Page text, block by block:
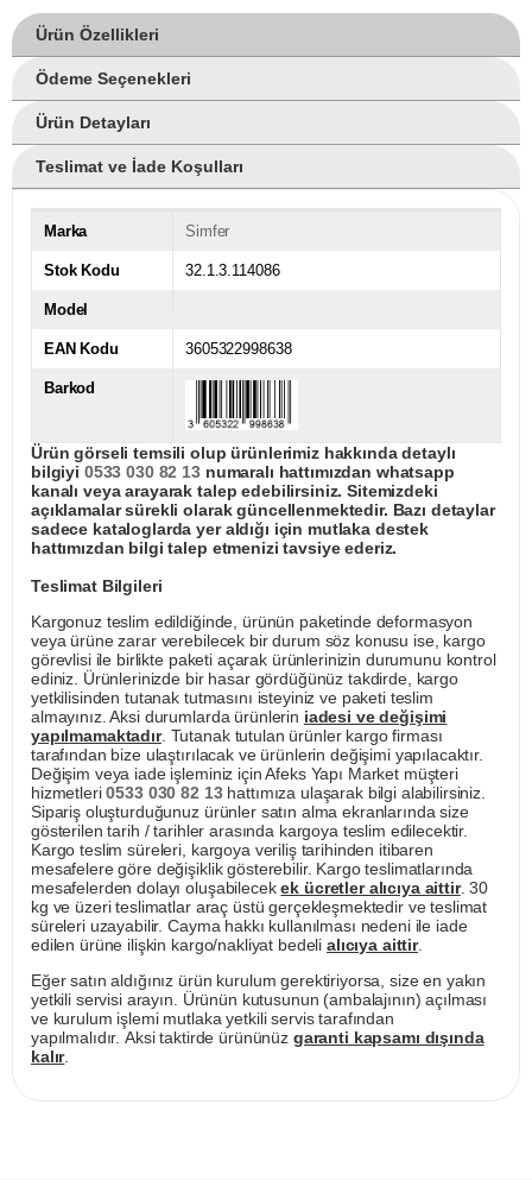
Ürün Özellikleri
Ödeme Seçenekleri
Ürün Detayları
Teslimat ve İade Koşulları
Marka Simfer
Stok Kodu 32.1.3.114086
Model
EAN Kodu 3605322998638
Barkod
Ürün görseli temsili olup ürünlerimiz hakkında detaylı
bilgiyi 0533 030 82 13numaralı hattımızdan whatsapp
kanalı veya arayarak talep edebilirsiniz. Sitemizdeki
açıklamalar sürekli olarak güncellenmektedir. Bazı detaylar
sadece kataloglarda yer aldığı için mutlaka destek
hattımızdan bilgi talep etmenizi tavsiye ederiz.
Teslimat Bilgileri
Kargonuz teslim edildiğinde, ürünün paketinde deformasyon
veya ürüne zarar verebilecek bir durum söz konusu ise, kargo
görevlisi ile birlikte paketi açarak ürünlerinizin durumunu kontrol
ediniz. Ürünlerinizde bir hasar gördüğünüz takdirde, kargo
yetkilisinden tutanak tutmasını isteyiniz ve paketi teslim
almayınız. Aksi durumlarda ürünlerin iadesi ve değişimi
yapılmamaktadır. Tutanak tutulan ürünler kargo firması
tarafından bize ulaştırılacak ve ürünlerin değişimi yapılacaktır.
Değişim veya iade işleminiz için Afeks Yapı Market müşteri
hizmetleri0533 030 82 13hattımıza ulaşarak bilgi alabilirsiniz.
Sipariş oluşturduğunuz ürünler satın alma ekranlarında size
gösterilen tarih / tarihler arasında kargoya teslim edilecektir.
Kargo teslim süreleri, kargoya veriliş tarihinden itibaren
mesafelere göre değişiklik gösterebilir. Kargo teslimatlarında
mesafelerden dolayı oluşabilecekek ücretler alıcıya aittir. 30
kg ve üzeri teslimatlar araç üstü gerçekleşmektedir ve teslimat
süreleri uzayabilir. Cayma hakkı kullanılması nedeni ile iade
edilen ürüne ilişkin kargo/nakliyat bedeli alıcıya aittir.
Eğer satın aldığınız ürün kurulum gerektiriyorsa, size en yakın
yetkili servisi arayın. Ürünün kutusunun (ambalajının) açılması
ve kurulum işlemi mutlaka yetkili servis tarafından
yapılmalıdır. Aksi taktirde ürününüz garanti kapsamı dışında
kalır.